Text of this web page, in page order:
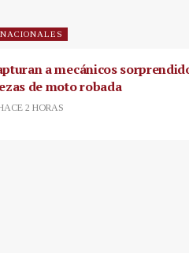
NACIONALES
a mecánicos
de moto robada
2 HORAS